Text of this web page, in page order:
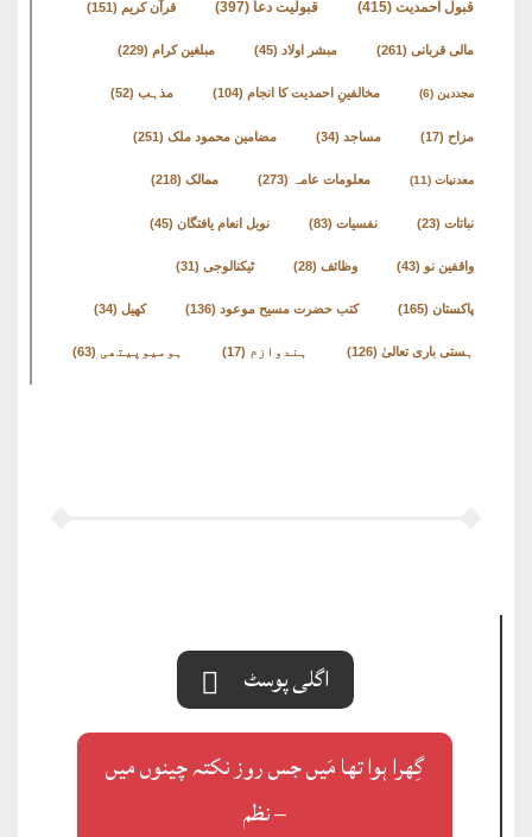
قبول احمدیت (415) قبولیت دعا (397) قرآن کریم (151)
مالی قربانی (261) مبشر اولاد (45) مبلغین کرام (229)
مجددین (6) مخالفینِ احمدیت کا انجام (104) مذہب (52)
مزاح (17) مساجد (34) مضامین محمود ملک (251)
معدنیات (11) معلومات عامہ (273) ممالک (218)
نباتات (23) نفسیات (83) نوبل انعام یافتگان (45)
واقفین نو (43) وظائف (28) ٹیکنالوجی (31)
پاکستان (165) کتب حضرت مسیح موعود (136) کھیل (34)
ہستی باری تعالیٰ (126) ہندوازم (17) ہومیوپیتھی (63)
اگلی پوسٹ
گِھرا ہوا تھا مَیں جس روز نکتہ چینوں میں
– نظم